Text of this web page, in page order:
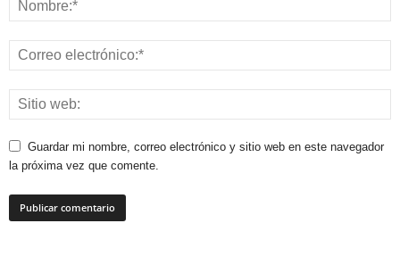
Guardar mi nombre, correo electrónico y sitio web en este navegador
la próxima vez que comente.